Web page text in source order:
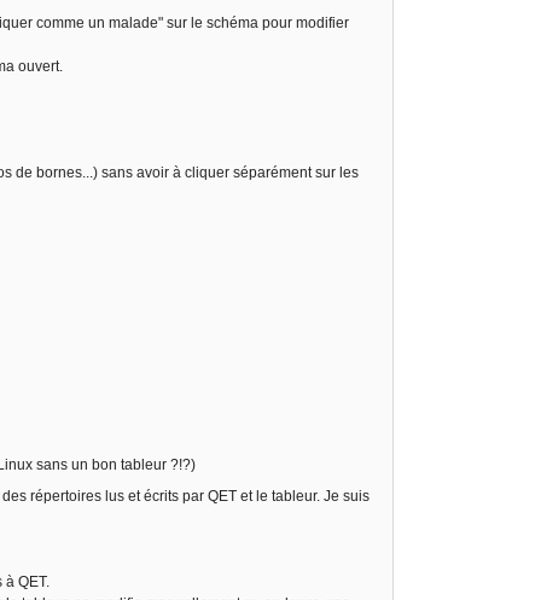
comme un malade" sur le schéma pour modifier
ouvert.
de bornes...) sans avoir à cliquer séparément sur les
sans un bon tableur ?!?)
répertoires lus et écrits par QET et le tableur. Je suis
QET.